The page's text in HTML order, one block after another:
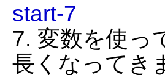
start-7
7. 変数を使っ
長くなってき